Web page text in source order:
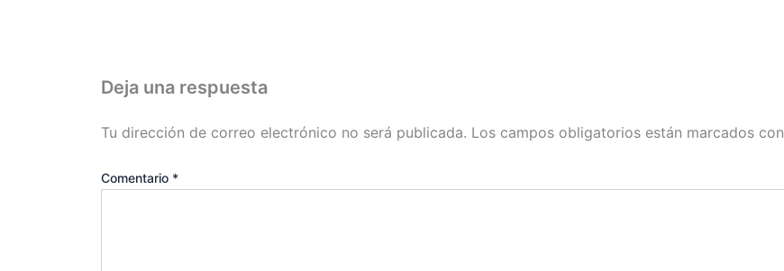
Deja una respuesta
Tu dirección de correo electrónico no será publicada. Los campos obligatorios están marcados con
Comentario *